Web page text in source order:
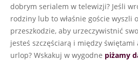
dobrym serialem w telewizji? Jeśli
rodziny lub to właśnie goście wyszli
przeszkodzie, aby urzeczywistnić
jesteś szczęściarą i między świętami
urlop? Wskakuj w wygodne piżamy